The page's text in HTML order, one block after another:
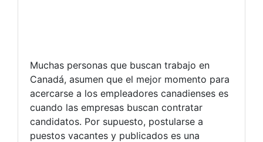
Muchas personas que buscan trabajo en
Canadá, asumen que el mejor momento para
acercarse a los empleadores canadienses es
cuando las empresas buscan contratar
candidatos. Por supuesto, postularse a
puestos vacantes y publicados es una